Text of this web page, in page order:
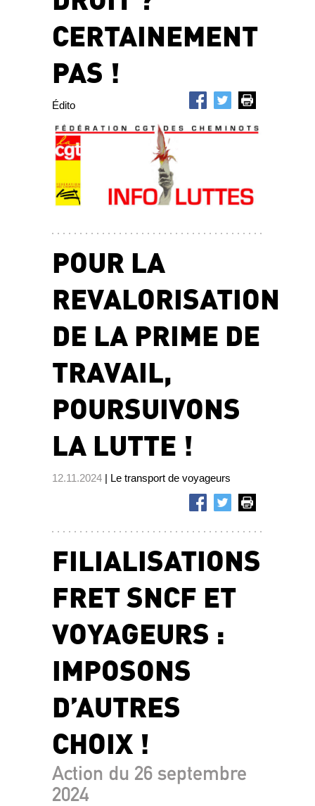
CERTAINEMENT
PAS !
Édito
POUR LA
REVALORISATION
DE LA PRIME DE
TRAVAIL,
POURSUIVONS
LA LUTTE !
12.11.2024 | Le transport de voyageurs
FILIALISATIONS
FRET SNCF ET
VOYAGEURS :
IMPOSONS
D’AUTRES
CHOIX !
Action du 26 septembre
2024